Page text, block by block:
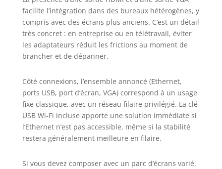
facilite l’intégration dans des bureaux hétérogènes, y
compris avec des écrans plus anciens. C’est un détail
très concret : en entreprise ou en télétravail, éviter
les adaptateurs réduit les frictions au moment de
brancher et de dépanner.
Côté connexions, l’ensemble annoncé (Ethernet,
ports USB, port d’écran, VGA) correspond à un usage
fixe classique, avec un réseau filaire privilégié. La clé
USB Wi‑Fi incluse apporte une solution immédiate si
l’Ethernet n’est pas accessible, même si la stabilité
restera généralement meilleure en filaire.
Si vous devez composer avec un parc d’écrans varié,